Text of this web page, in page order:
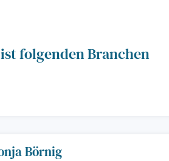
folgenden Branchen
Börnig